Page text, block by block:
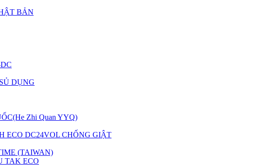
BẢN
DỤNG
Zhi Quan YYQ)
ECO DC24VOL CHỐNG GIẬT
(TAIWAN)
TAK ECO